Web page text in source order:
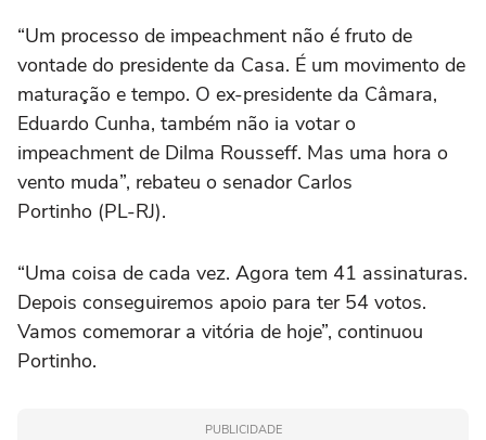
“Um processo de impeachment não é fruto de
vontade do presidente da Casa. É um movimento de
maturação e tempo. O ex-presidente da Câmara,
Eduardo Cunha, também não ia votar o
impeachment de Dilma Rousseff. Mas uma hora o
vento muda”, rebateu o senador Carlos
Portinho (PL-RJ).
“Uma coisa de cada vez. Agora tem 41 assinaturas.
Depois conseguiremos apoio para ter 54 votos.
Vamos comemorar a vitória de hoje”, continuou
Portinho.
PUBLICIDADE